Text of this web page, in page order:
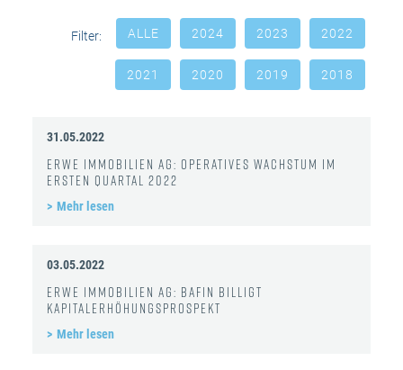
Filter: ALLE 2024 2023 2022
2021 2020 2019 2018
31.05.2022
ERWE Immobilien AG: Operatives Wachstum im
ersten Quartal 2022
Mehr lesen
03.05.2022
ERWE Immobilien AG: BaFin billigt
Kapitalerhöhungsprospekt
Mehr lesen